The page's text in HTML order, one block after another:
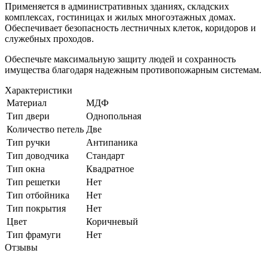
Применяется в административных зданиях, складских
комплексах, гостиницах и жилых многоэтажных домах.
Обеспечивает безопасность лестничных клеток, коридоров и
служебных проходов.
Обеспечьте максимальную защиту людей и сохранность
имущества благодаря надежным противопожарным системам.
Характеристики
Материал
МДФ
Тип двери
Однопольная
Количество петель Две
Тип ручки
Антипаника
Тип доводчика
Стандарт
Тип окна
Квадратное
Тип решетки
Нет
Тип отбойника
Нет
Тип покрытия
Нет
Цвет
Коричневый
Тип фрамуги
Нет
Отзывы